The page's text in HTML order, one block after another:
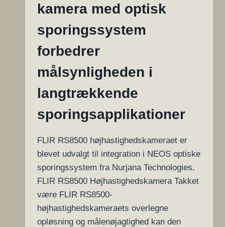
kamera med optisk
sporingssystem
forbedrer
målsynligheden i
langtrækkende
sporingsapplikationer
FLIR RS8500 højhastighedskameraet er
blevet udvalgt til integration i NEOS optiske
sporingssystem fra Nurjana Technologies.
FLIR RS8500 Højhastighedskamera Takket
være FLIR RS8500-
højhastighedskameraets overlegne
opløsning og målenøjagtighed kan den